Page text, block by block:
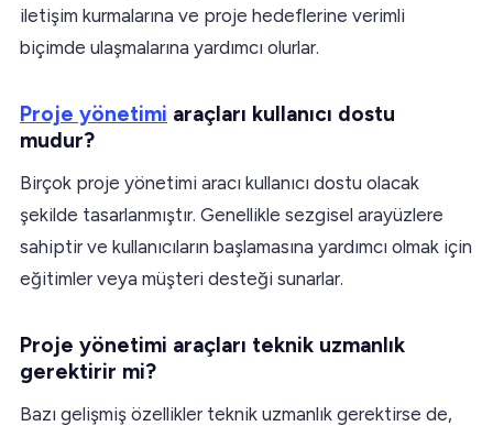
iletişim kurmalarına ve proje hedeflerine verimli
biçimde ulaşmalarına yardımcı olurlar.
Proje yönetimi araçları kullanıcı dostu
mudur?
Birçok proje yönetimi aracı kullanıcı dostu olacak
şekilde tasarlanmıştır. Genellikle sezgisel arayüzlere
sahiptir ve kullanıcıların başlamasına yardımcı olmak için
eğitimler veya müşteri desteği sunarlar.
Proje yönetimi araçları teknik uzmanlık
gerektirir mi?
Bazı gelişmiş özellikler teknik uzmanlık gerektirse de,